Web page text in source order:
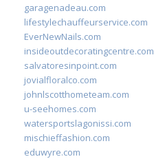
garagenadeau.com
lifestylechauffeurservice.com
EverNewNails.com
insideoutdecoratingcentre.com
salvatoresinpoint.com
jovialfloralco.com
johnlscotthometeam.com
u-seehomes.com
watersportslagonissi.com
mischieffashion.com
eduwyre.com